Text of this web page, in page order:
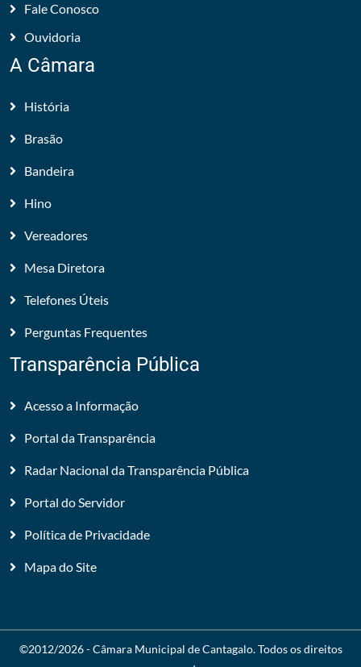
Fale Conosco
Ouvidoria
A Câmara
História
Brasão
Bandeira
Hino
Vereadores
Mesa Diretora
Telefones Úteis
Perguntas Frequentes
Transparência Pública
Acesso a Informação
Portal da Transparência
Radar Nacional da Transparência Pública
Portal do Servidor
Política de Privacidade
Mapa do Site
©2012/2026 -Câmara Municipal de Cantagalo. Todos os direitos